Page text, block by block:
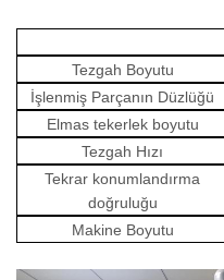
Tezgah Boyutu
İşlenmiş Parçanın Düzlüğü
Elmas tekerlek boyutu
Tezgah Hızı
Tekrar konumlandırma
doğruluğu
Makine Boyutu